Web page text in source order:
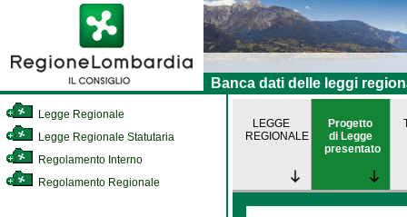
Banca dati delle leggi
Legge Regionale
Legge Regionale Statutaria
Regolamento Interno
Regolamento Regionale
LEGGE
REGIONALE
Progetto
di Legge
presentato